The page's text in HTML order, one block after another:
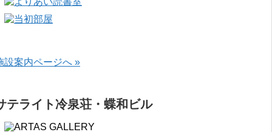
設案内ページへ »
テライト冷泉荘・蝶和ビル